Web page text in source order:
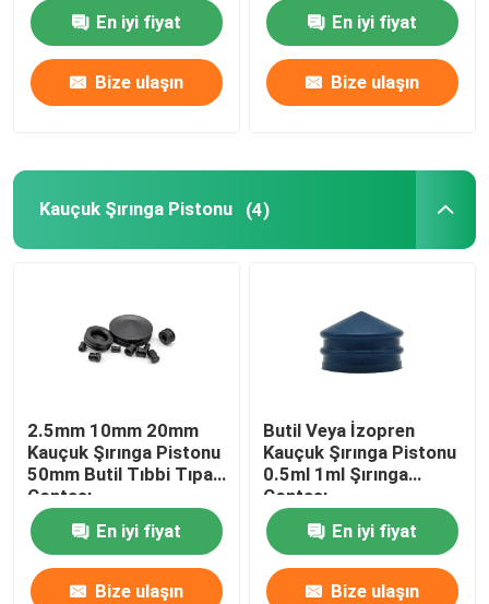
Halojenli Bütil Kauçuk
İnfüzyon Tüpü
En iyi fiyat
Bize ulaşın
En iyi fiyat
Bize ulaşın
Kauçuk Şırınga Pistonu (4)
2.5mm 10mm 20mm
Kauçuk Şırınga Pistonu
50mm Butil Tıbbi Tıpa
Contası
En iyi fiyat
Bize ulaşın
Butil Veya İzopren
Kauçuk Şırınga Pistonu
0.5ml 1ml Şırınga
Contası
En iyi fiyat
Bize ulaşın